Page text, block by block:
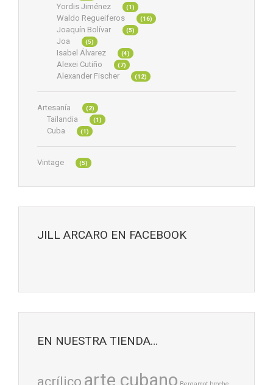
Yordis Jiménez (1)
Waldo Regueiferos (16)
Joaquín Bolívar (5)
Joa (5)
Isabel Álvarez (4)
Alexei Cutiño (7)
Alexander Fischer (12)
Artesanía (2)
Tailandia (1)
Cuba (1)
Vintage (5)
JILL ARCARO EN FACEBOOK
EN NUESTRA TIENDA…
acrílico arte cubano